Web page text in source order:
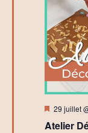
Atelier
Mis
avant
29 juillet